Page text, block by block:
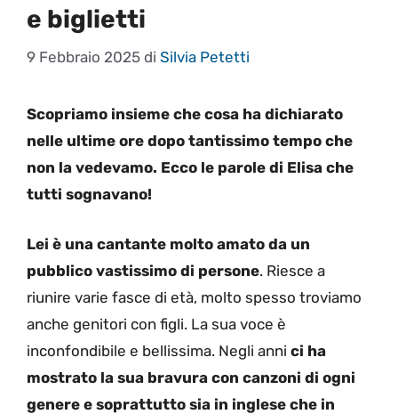
e biglietti
9 Febbraio 2025 di Silvia Petetti
Scopriamo insieme che cosa ha dichiarato
nelle ultime ore dopo tantissimo tempo che
non la vedevamo. Ecco le parole di Elisa che
tutti sognavano!
Lei è una cantante molto amato da un
pubblico vastissimo di persone. Riesce a
riunire varie fasce di età, molto spesso troviamo
anche genitori con figli. La sua voce è
inconfondibile e bellissima. Negli anni ci ha
mostrato la sua bravura con canzoni di ogni
genere e soprattutto sia in inglese che in